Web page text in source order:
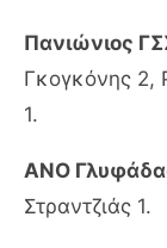
Πανιώνιος
Γκογκόνης 2,
1.
ΑΝΟ
Στραντζιάς 1.